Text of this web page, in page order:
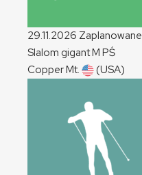
29.11.2026 Zaplanowane
Slalom gigantM PŚ
Copper Mt.
(USA)